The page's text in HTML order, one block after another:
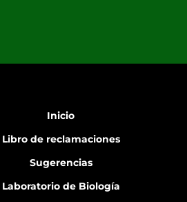
Inicio
Libro de reclamaciones
Sugerencias
Laboratorio de Biología